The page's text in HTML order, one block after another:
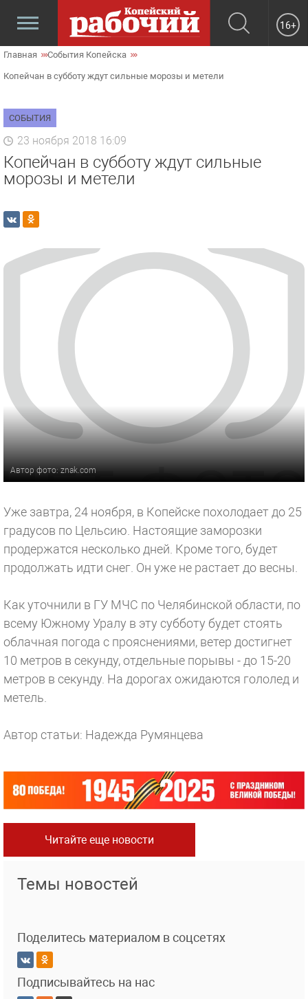
16+
Главная События Копейска
Копейчан в субботу ждут сильные морозы и метели
СОБЫТИЯ
23 ноября 2018 16:09
Копейчан в субботу ждут сильные
морозы и метели
Автор фото: znak.com
Уже завтра, 24 ноября, в Копейске похолодает до 25
градусов по Цельсию. Настоящие заморозки
продержатся несколько дней. Кроме того, будет
продолжать идти снег. Он уже не растает до весны.
Как уточнили в ГУ МЧС по Челябинской области, по
всему Южному Уралу в эту субботу будет стоять
облачная погода с прояснениями, ветер достигнет
10 метров в секунду, отдельные порывы - до 15-20
метров в секунду. На дорогах ожидаются гололед и
метель.
Автор статьи: Надежда Румянцева
Читайте еще новости
Темы новостей
Поделитесь материалом в соцсетях
Подписывайтесь на нас